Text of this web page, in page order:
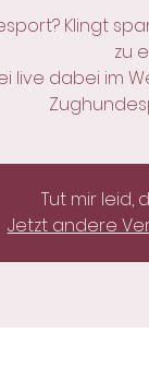
Klingt
zu
live dabei im
Tut mir leid,
Jetzt andere